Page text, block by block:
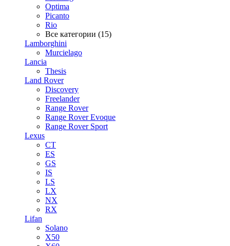
Optima
Picanto
Rio
Все категории (15)
Lamborghini
Murcielago
Lancia
Thesis
Land Rover
Discovery
Freelander
Range Rover
Range Rover Evoque
Range Rover Sport
Lexus
CT
ES
GS
IS
LS
LX
NX
RX
Lifan
Solano
X50